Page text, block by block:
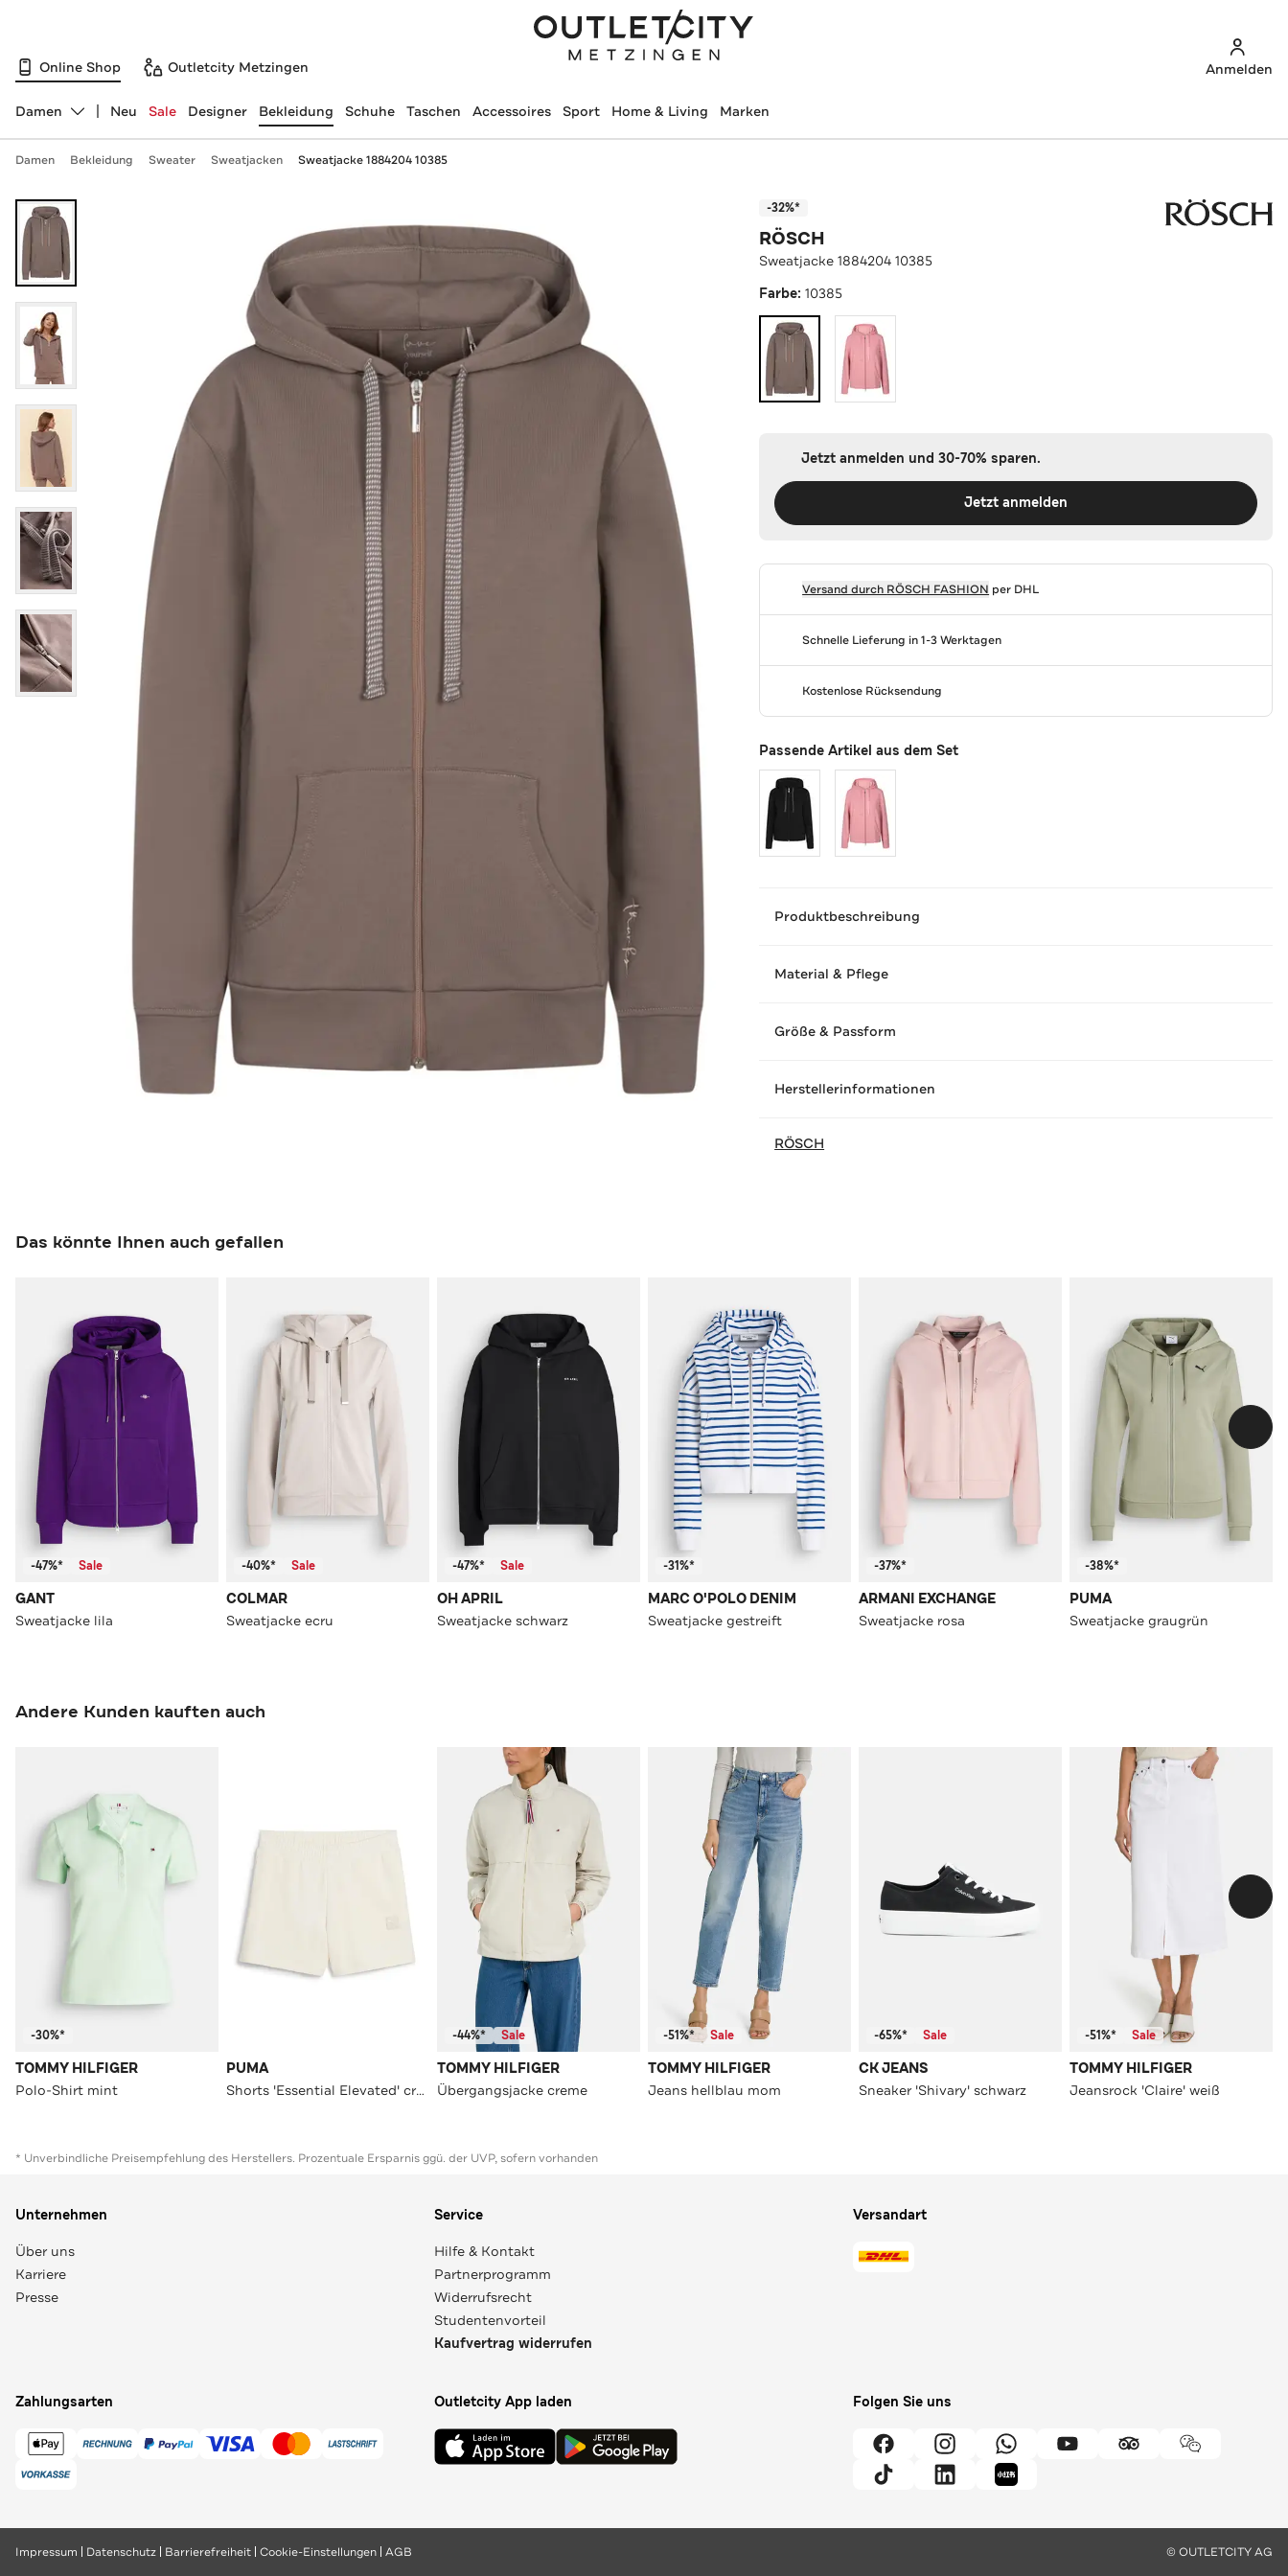
Online Shop Outletcity Metzingen Anmelden
Abteilung ändern, ausgewählt:
Damen Neu Sale Designer Bekleidung Schuhe Taschen Accessoires Sport Home & Living Marken
Damen Bekleidung Sweater Sweatjacken Sweatjacke 1884204 10385
-32%*
RÖSCH
Sweatjacke 1884204 10385
Farbe:10385
Jetzt anmelden und 30-70% sparen.
Jetzt anmelden
Versand durch RÖSCH FASHION per DHL
Schnelle Lieferung in 1-3 Werktagen
Kostenlose Rücksendung
Passende Artikel aus dem Set
Produktbeschreibung
Material & Pflege
Größe & Passform
Herstellerinformationen
RÖSCH
Das könnte Ihnen auch gefallen
-47%* Sale
GANT
Sweatjacke lila
-40%* Sale
COLMAR
Sweatjacke ecru
-47%* Sale
OH APRIL
Sweatjacke schwarz
-31%*
MARC O'POLO DENIM
Sweatjacke gestreift
-37%*
ARMANI EXCHANGE
Sweatjacke rosa
-38%*
PUMA
Sweatjacke graugrün
Andere Kunden kauften auch
-30%*
TOMMY HILFIGER
Polo-Shirt mint
PUMA
Shorts 'Essential Elevated' creme
-44%* Sale
TOMMY HILFIGER
Übergangsjacke creme
-51%* Sale
TOMMY HILFIGER
Jeans hellblau mom
-65%* Sale
CK JEANS
Sneaker 'Shivary' schwarz
-51%* Sale
TOMMY HILFIGER
Jeansrock 'Claire' weiß
* Unverbindliche Preisempfehlung des Herstellers. Prozentuale Ersparnis ggü. der UVP, sofern vorhanden
Unternehmen
Über uns
Karriere
Presse
Service
Hilfe & Kontakt
Partnerprogramm
Widerrufsrecht
Studentenvorteil
Kaufvertrag widerrufen
Versandart
Zahlungsarten Outletcity App laden Folgen Sie uns
Impressum Datenschutz Barrierefreiheit Cookie-Einstellungen AGB © OUTLETCITY AG